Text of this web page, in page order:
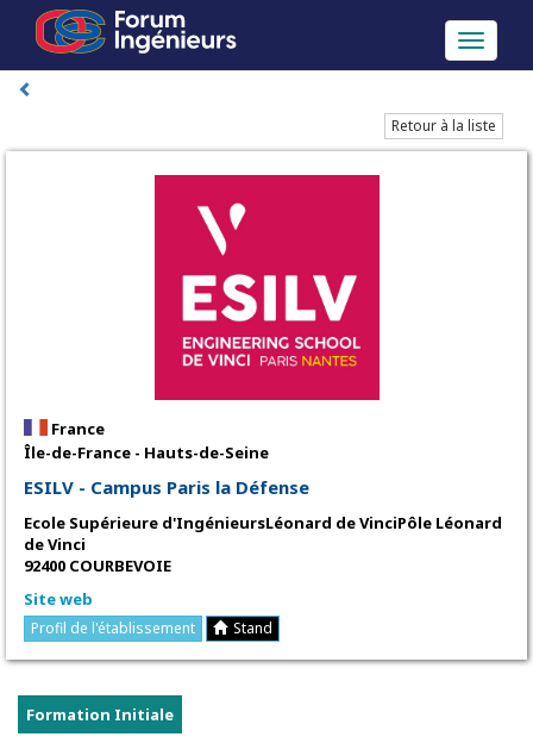
Toggle
Retour à la liste
France
Île-de-France - Hauts-de-Seine
ESILV - Campus Paris la Défense
Ecole Supérieure d'IngénieursLéonard de VinciPôle Léonard
de Vinci
92400 COURBEVOIE
Site web
Profil de l'établissement Stand
Formation Initiale